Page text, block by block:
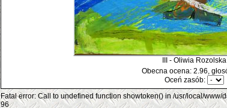
III - Oliwia Rozolska
Obecna ocena: 2.96,
Oceń zasób:
Fatal error: Call to undefined function showtoken() in /usr/local/
96